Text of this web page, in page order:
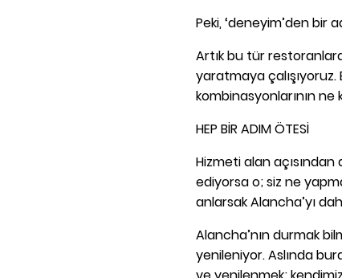
Peki, ‘deneyim’den bir
Artık bu tür
yaratmaya
kombinasyonlarının
HEP BİR ADIM ÖTESİ
Hizmeti alan
ediyorsa o; siz ne
anlarsak Alancha’yı
Alancha’nın durmak
yenileniyor. Aslında